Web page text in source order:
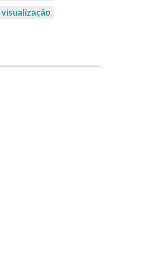
visualização